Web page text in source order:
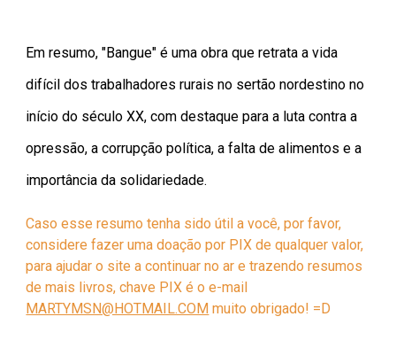
Em resumo, "Bangue" é uma obra que retrata a vida
difícil dos trabalhadores rurais no sertão nordestino no
início do século XX, com destaque para a luta contra a
opressão, a corrupção política, a falta de alimentos e a
importância da solidariedade.
Caso esse resumo tenha sido útil a você, por favor,
considere fazer uma doação por PIX de qualquer valor,
para ajudar o site a continuar no ar e trazendo resumos
de mais livros, chave PIX é o e-mail
MARTYMSN@HOTMAIL.COM muito obrigado! =D